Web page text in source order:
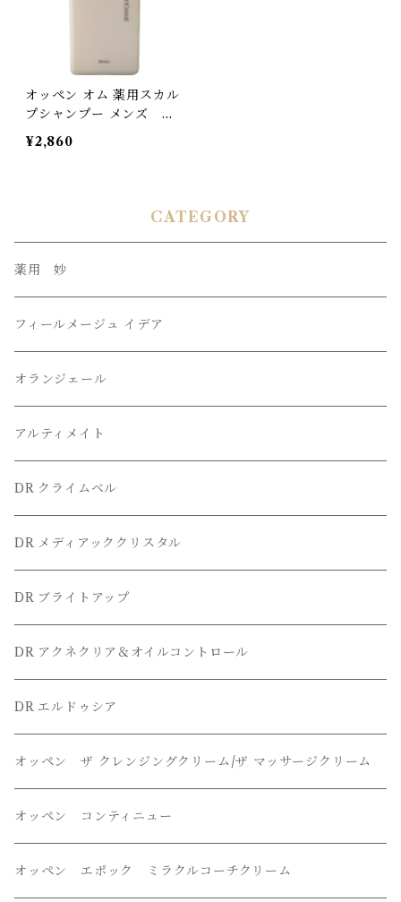
オッペン オム 薬用スカル
プシャンプー メンズ 医
薬部外品 無着色
¥2,860
CATEGORY
薬用 妙
フィールメージュ イデア
オランジェール
アルティメイト
DR クライムベル
DR メディアッククリスタル
DR ブライトアップ
DR アクネクリア＆オイルコントロール
DR エルドゥシア
オッペン ザ クレンジングクリーム/ザ マッサージクリーム
オッペン コンティニュー
オッペン エポック ミラクルコーチクリーム